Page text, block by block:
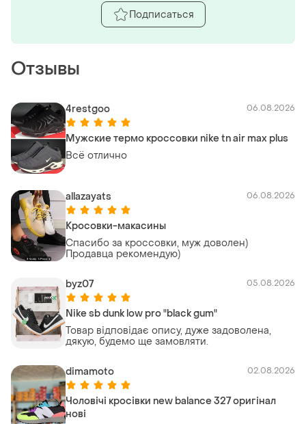
Отзывы
4restgoo 06.08.2026
Мужские термо кроссовки nike tn air max plus
Всё отлично
allazayats 06.08.2026
Кросовки-макасины
Спасибо за кроссовки, муж доволен)
Продавца рекомендую)
byz07 05.08.2026
Nike sb dunk low pro "black gum"
Товар відповідає опису, дуже задоволена,
дякую, будемо ще замовляти.
dimamoto 02.08.2026
Чоловічі кросівки new balance 327 оригінал
нові
Подписаться